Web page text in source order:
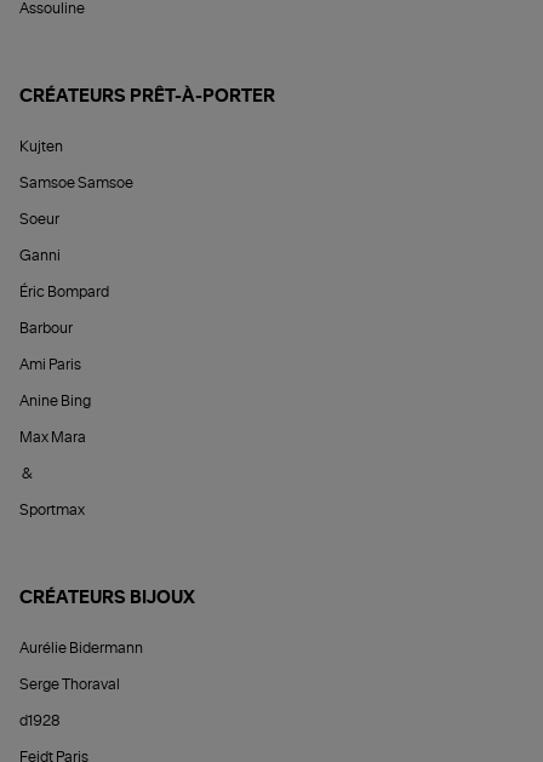
Assouline
CRÉATEURS PRÊT-À-PORTER
Kujten
Samsoe Samsoe
Soeur
Ganni
Éric Bompard
Barbour
Ami Paris
Anine Bing
Max Mara
&
Sportmax
CRÉATEURS BIJOUX
Aurélie Bidermann
Serge Thoraval
d1928
Feidt Paris